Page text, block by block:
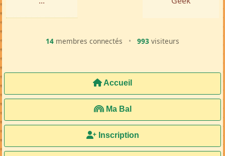
14 membres connectés • 993 visiteurs
Accueil
Ma Bal
Inscription